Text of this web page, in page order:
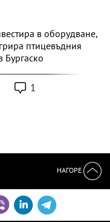
в оборудване,
птицевъдния
Бургаско
1
НАГОРЕ